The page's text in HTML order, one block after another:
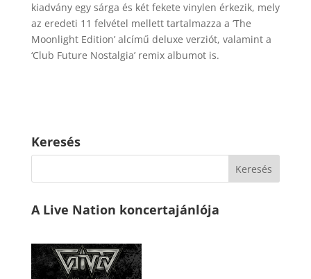
kiadvány egy sárga és két fekete vinylen érkezik, mely
az eredeti 11 felvétel mellett tartalmazza a ‘The
Moonlight Edition’ alcímű deluxe verziót, valamint a
‘Club Future Nostalgia’ remix albumot is.
Keresés
A Live Nation koncertajánlója